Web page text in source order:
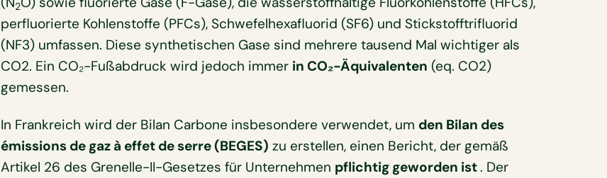
2
perfluorierte Kohlenstoffe (PFCs), Schwefelhexafluorid (SF6) und Stickstofftrifluorid
(NF3) umfassen. Diese synthetischen Gase sind mehrere tausend Mal wichtiger als
CO2. Ein CO₂-Fußabdruck wird jedoch immer in CO₂-Äquivalenten (eq. CO2)
gemessen.
In Frankreich wird der Bilan Carbone insbesondere verwendet, um den Bilan des
émissions de gaz à effet de serre (BEGES) zu erstellen, einen Bericht, der gemäß
Artikel 26 des Grenelle-II-Gesetzes für Unternehmen pflichtig geworden ist . Der